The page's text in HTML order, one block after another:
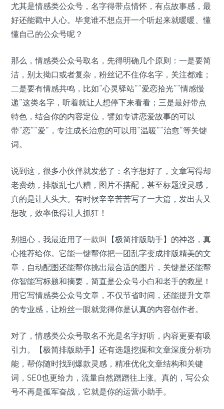
尤其是情感类公众号，名字得带点情怀，有点故事感，最
好还能戳中人心。毕竟谁不想点开一个听起来就暖暖、懂
懂自己的公众号呢？
那么，情感类公众号取名，先得明确几个原则：一是要简
洁，别太拗口或者复杂，粉丝记不住你名字，关注都难；
二是要有情感共鸣，比如“心灵驿站”“爱恋拾光”“情感慢
递”这类名字，听着就让人想停下来看看；三是最好带点
特色，结合你的内容定位，譬如专讲恋爱故事的可以
带“恋”“爱”，专注成长治愈的可以用“温暖”“治愈”等关键
词。
说到这，很多小伙伴就发愁了：名字想好了，文章写得却
老费劲，排版乱七八糟，图片不搭配，甚至标题没灵感，
真的是让人头大。有时候辛辛苦苦写了一大篇，发出去又
想改，效率低得让人抓狂！
别担心，我最近用了一款叫【极简排版助手】的神器，真
心推荐给你。它能一键帮你把一团乱字变成排版精美的文
章，自动配图还能帮你挑出最合适的图片，关键是还能帮
你智能写标题和摘要，简直是公众号小白和老手的救星！
用它写情感类公众号文章，不仅节省时间，还能提升文章
的专业感，让粉丝一眼就觉得你是认真的内容创作者。
对了，情感类公众号取名不光是名字好听，内容更要有吸
引力。【极简排版助手】还有选题挖掘和文章深度分析功
能，帮你随时找到爆款灵感，精准优化文章结构和关键
词，SEO也更给力，流量自然蹭蹭往上涨。真的，写公众
号不再是孤军奋战，它就是你的运营小助手。